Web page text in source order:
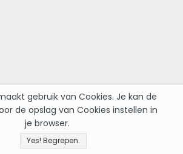
gebruik van Cookies. Je kan de
de opslag van Cookies instellen in
je browser.
Yes! Begrepen.